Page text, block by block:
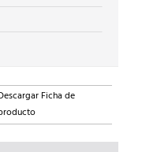
Ficha de